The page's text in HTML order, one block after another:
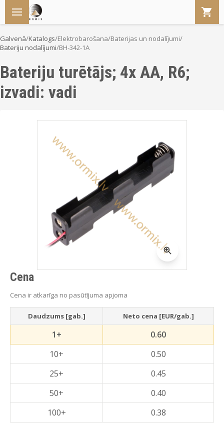
Galvenā/Katalogs/Elektrobarošana/Baterijas un nodalījumi/
Bateriju nodalījumi/BH-342-1A
Bateriju turētājs; 4x AA, R6;
izvadi: vadi
Cena
Cena ir atkarīga no pasūtījuma apjoma
Daudzums [gab.] Neto cena [EUR/gab.]
1+
0.60
10+
0.50
25+
0.45
50+
0.40
100+
0.38